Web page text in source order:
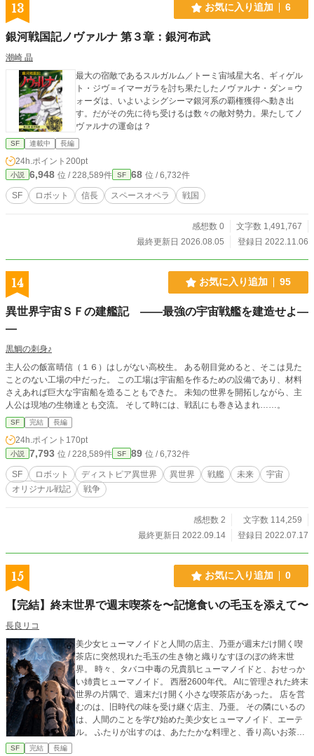
13 お気に入り追加 6
銀河戦国記ノヴァルナ 第３章：銀河布武
潮崎 晶
最大の宿敵であるスルガルム／トーミ宙域星大名、ギィゲル
ト・ジヴ＝イマーガラを討ち果たしたノヴァルナ・ダン＝ウ
ォーダは、いよいよシグシーマ銀河系の覇権獲得へ動き出
す。だがその先に待ち受けるは数々の敵対勢力。果たしてノ
ヴァルナの運命は？
SF 連載中 長編
24h.ポイント 200pt
小説 6,948 位 / 228,589件 SF 68 位 / 6,732件
SF ロボット 信長 スペースオペラ 戦国
感想数 0
文字数 1,491,767
最終更新日 2026.08.05
登録日 2022.11.06
14 お気に入り追加 95
異世界宇宙ＳＦの建艦記 ――最強の宇宙戦艦を建造せよ―
―
黒鯛の刺身♪
主人公の飯富晴信（１６）はしがない高校生。 ある朝目覚めると、そこは見た
ことのない工場の中だった。 この工場は宇宙船を作るための設備であり、材料
さえあれば巨大な宇宙船を造ることもできた。 未知の世界を開拓しながら、主
人公は現地の生物達とも交流。 そして時には、戦乱にも巻き込まれ……。
SF 完結 長編
24h.ポイント 170pt
小説 7,793 位 / 228,589件 SF 89 位 / 6,732件
SF ロボット ディストピア異世界 異世界 戦艦 未来
宇宙
オリジナル戦記
戦争
感想数 2
文字数 114,259
最終更新日 2022.09.14
登録日 2022.07.17
15 お気に入り追加 0
【完結】終末世界で週末喫茶を〜記憶食いの毛玉を添えて〜
長良リコ
美少女ヒューマノイドと人間の店主、乃亜が週末だけ開く喫
茶店に突然現れた毛玉の生き物と織りなすほのぼの終末世
界。 時々、タバコ中毒の兄貴肌ヒューマノイドと、おせっか
い姉貴ヒューマノイド。 西暦2600年代。 AIに管理された終末
世界の片隅で、週末だけ開く小さな喫茶店があった。 店を営
むのは、旧時代の味を受け継ぐ店主、乃亜。 その隣にいるの
は、人間のことを学び始めた美少女ヒューマノイド、エーテ
ル。 ふたりが出すのは、あたたかな料理と、香り高いお茶。
SF 完結 長編